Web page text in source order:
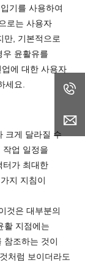
기를 사용하여
로는 사용자
만, 기본적으로
우 윤활유를
에 대한 사용자
세요.
크게 달라질 수
작업 일정을
터가 최대한
지 지침이
것은 대부분의
활 지점에는
참조하는 것이
처럼 보이더라도